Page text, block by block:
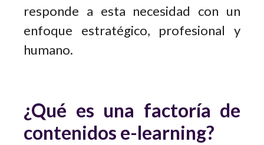
responde a esta necesidad con un
enfoque estratégico, profesional y
humano.
¿Qué es una factoría de
contenidos e-learning?